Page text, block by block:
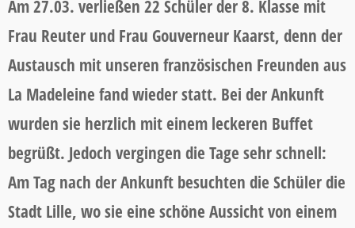
Am 27.03. verließen 22 Schüler der 8. Klasse mit
Frau Reuter und Frau Gouverneur Kaarst, denn der
Austausch mit unseren französischen Freunden aus
La Madeleine fand wieder statt. Bei der Ankunft
wurden sie herzlich mit einem leckeren Buffet
begrüßt. Jedoch vergingen die Tage sehr schnell:
Am Tag nach der Ankunft besuchten die Schüler die
Stadt Lille, wo sie eine schöne Aussicht von einem